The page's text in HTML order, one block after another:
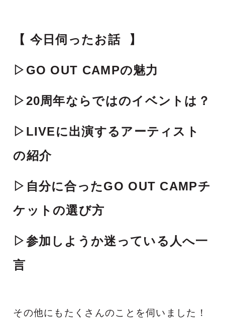
【 今日伺ったお話 】
▷GO OUT CAMPの魅力
▷20周年ならではのイベントは？
▷LIVEに出演するアーティスト
の紹介
▷自分に合ったGO OUT CAMPチ
ケットの選び方
▷参加しようか迷っている人へ一
言
その他にもたくさんのことを伺いました！